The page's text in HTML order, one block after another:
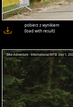
pobierz z wynikiem
(load with result)